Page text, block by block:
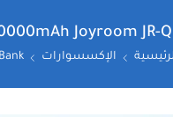
Joyroom JR-
الإكسسوارات